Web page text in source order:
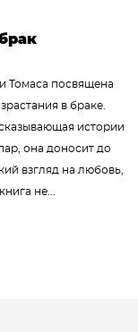
Томаса посвящена
в браке.
истории
она доносит до
взгляд на любовь,
не...